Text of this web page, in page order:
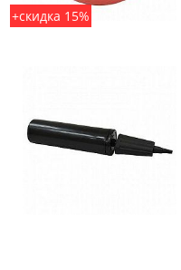
+скидка 15%